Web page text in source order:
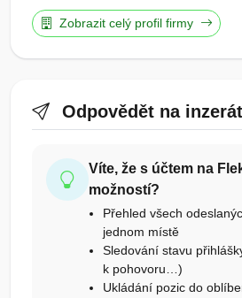
Zobrazit celý profil firmy
Odpovědět na inzerát
Víte, že s účtem na
možností?
Přehled všech
jednom místě
Sledování stavu
k pohovoru…)
Ukládání pozic do